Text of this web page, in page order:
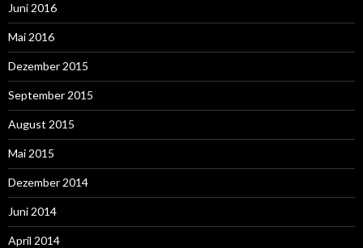
Juni 2016
Mai 2016
Dezember 2015
September 2015
August 2015
Mai 2015
Dezember 2014
Juni 2014
April 2014